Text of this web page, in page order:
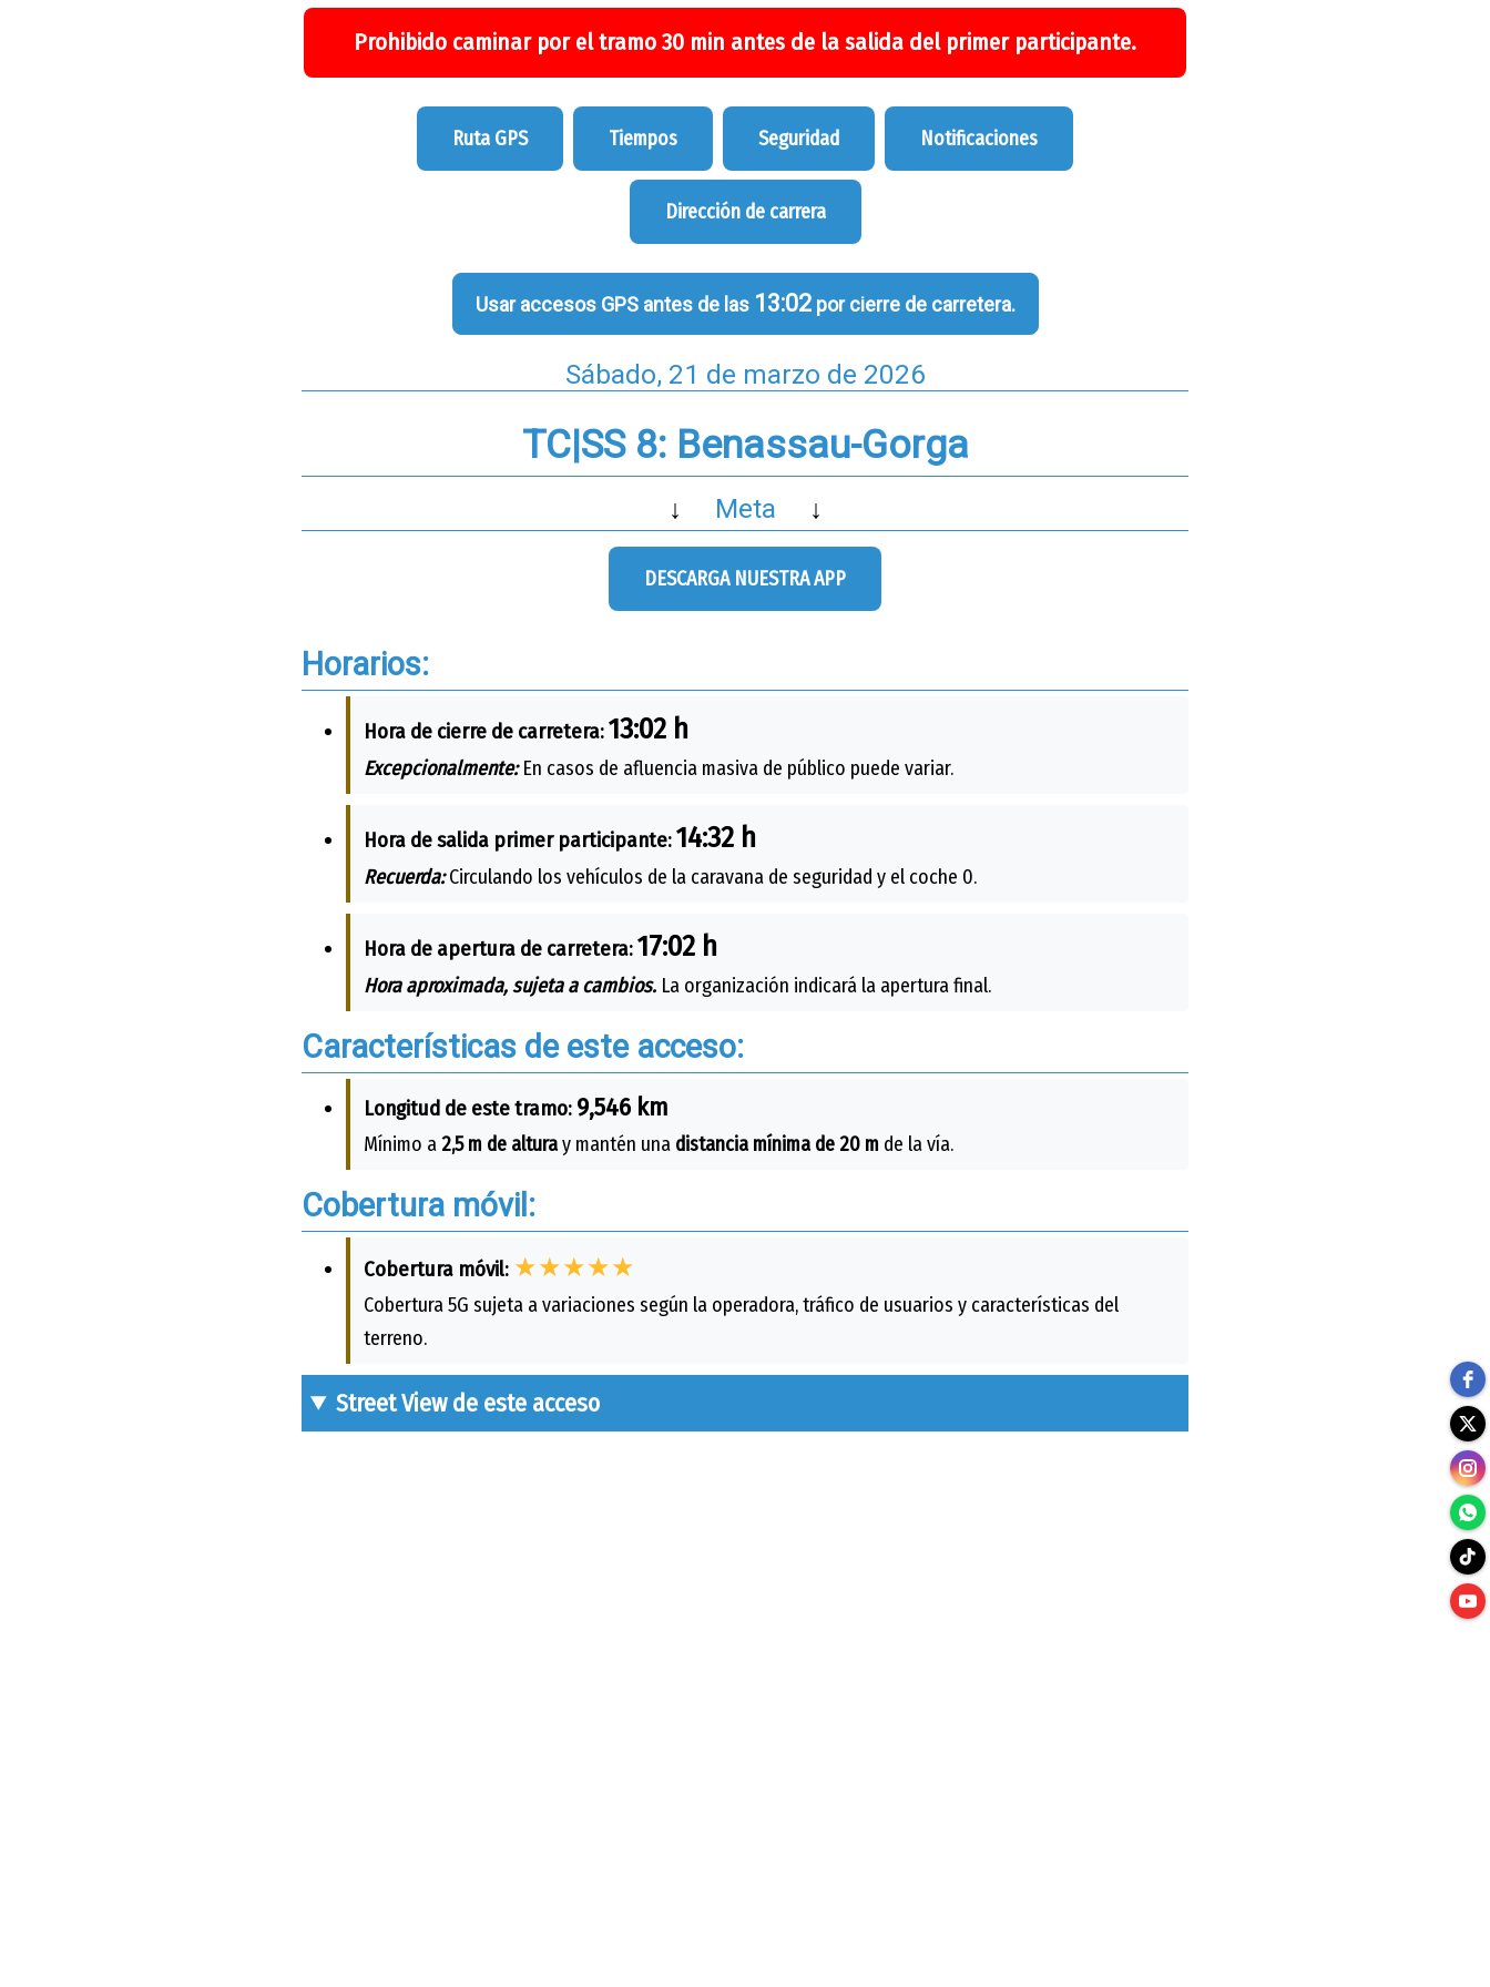
Prohibido caminar por el tramo 30 min antes de la salida del primer participante.
Ruta GPS Tiempos Seguridad Notificaciones
Dirección de carrera
Usar accesos GPS antes de las 13:02por cierre de carretera.
Sábado, 21 de marzo de 2026
TC|SS 8: Benassau-Gorga
↓ Meta ↓
DESCARGA NUESTRA APP
Horarios:
Hora de cierre de carretera:13:02 h
Excepcionalmente:En casos de afluencia masiva de público puede variar.
Hora de salida primer participante:14:32 h
Recuerda:Circulando los vehículos de la caravana de seguridad y el coche 0.
Hora de apertura de carretera:17:02 h
Hora aproximada, sujeta a cambios. La organización indicará la apertura final.
Características de este acceso:
Longitud de este tramo: 9,546 km
Mínimo a2,5 m de alturay mantén una distancia mínima de 20 m de la vía.
Cobertura móvil:
Cobertura móvil: ★★★★★
Cobertura 5G sujeta a variaciones según la operadora, tráfico de usuarios y características del
terreno.
Street View de este acceso